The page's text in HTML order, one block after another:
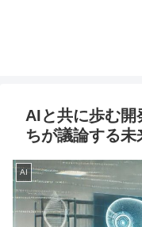
AIと共に歩む開
ちが議論する未
AI